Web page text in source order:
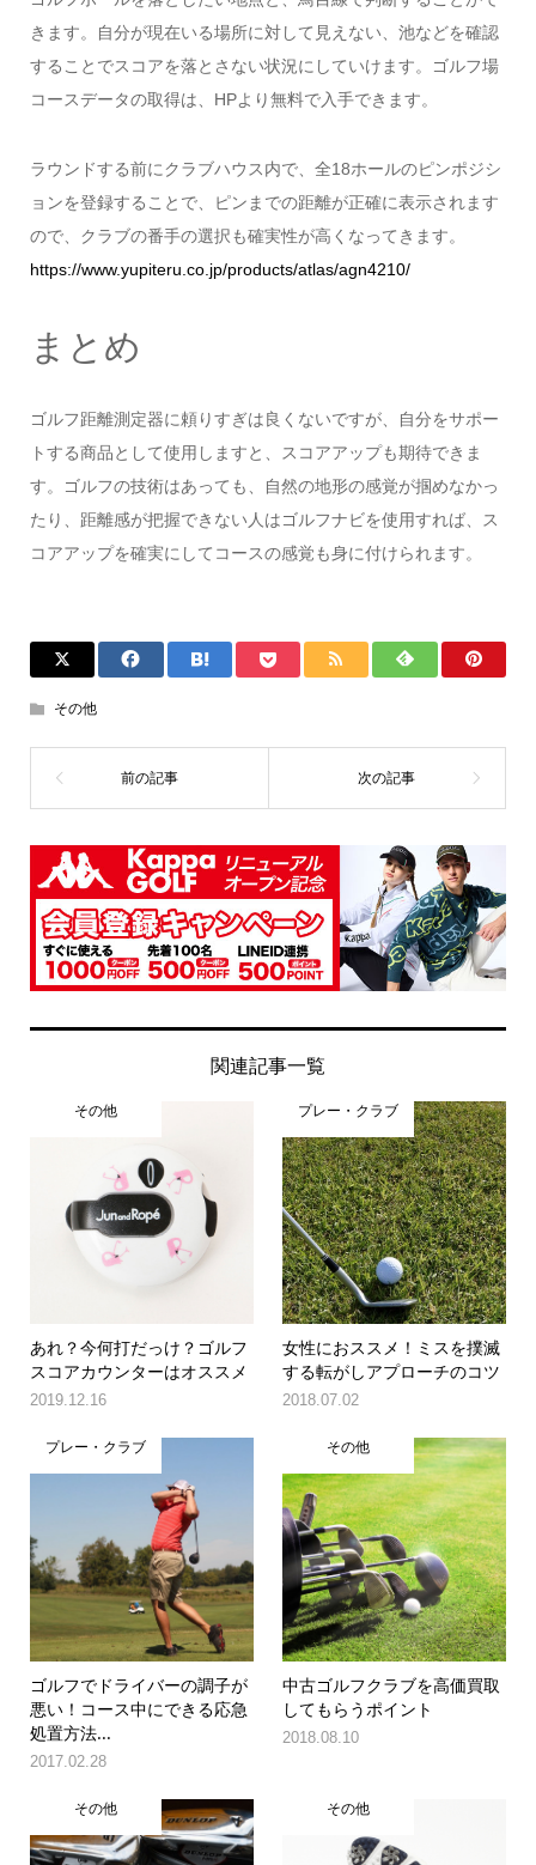
きます。自分が現在いる場所に対して見えない、池などを確認
することでスコアを落とさない状況にしていけます。ゴルフ場
コースデータの取得は、HPより無料で入手できます。
ラウンドする前にクラブハウス内で、全18ホールのピンポジシ
ョンを登録することで、ピンまでの距離が正確に表示されます
ので、クラブの番手の選択も確実性が高くなってきます。
https://www.yupiteru.co.jp/products/atlas/agn4210/
まとめ
ゴルフ距離測定器に頼りすぎは良くないですが、自分をサポー
トする商品として使用しますと、スコアアップも期待できま
す。ゴルフの技術はあっても、自然の地形の感覚が掴めなかっ
たり、距離感が把握できない人はゴルフナビを使用すれば、ス
コアアップを確実にしてコースの感覚も身に付けられます。
その他
関連記事一覧
その他
あれ？今何打だっけ？ゴルフ
スコアカウンターはオススメ
2019.12.16
プレー・クラブ
女性におススメ！ミスを撲滅
する転がしアプローチのコツ
2018.07.02
プレー・クラブ
ゴルフでドライバーの調子が
悪い！コース中にできる応急
処置方法...
2017.02.28
その他
中古ゴルフクラブを高価買取
してもらうポイント
2018.08.10
その他 その他